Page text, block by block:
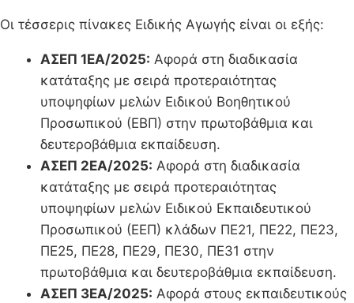
Οι τέσσερις πίνακες Ειδικής Αγωγής είναι οι εξής:
ΑΣΕΠ 1ΕΑ/2025: Αφορά στη διαδικασία
κατάταξης με σειρά προτεραιότητας
υποψηφίων μελών Ειδικού Βοηθητικού
Προσωπικού (ΕΒΠ) στην πρωτοβάθμια και
δευτεροβάθμια εκπαίδευση.
ΑΣΕΠ 2ΕΑ/2025: Αφορά στη διαδικασία
κατάταξης με σειρά προτεραιότητας
υποψηφίων μελών Ειδικού Εκπαιδευτικού
Προσωπικού (ΕΕΠ) κλάδων ΠΕ21, ΠΕ22, ΠΕ23,
ΠΕ25, ΠΕ28, ΠΕ29, ΠΕ30, ΠΕ31 στην
πρωτοβάθμια και δευτεροβάθμια εκπαίδευση.
ΑΣΕΠ 3ΕΑ/2025: Αφορά στους εκπαιδευτικούς